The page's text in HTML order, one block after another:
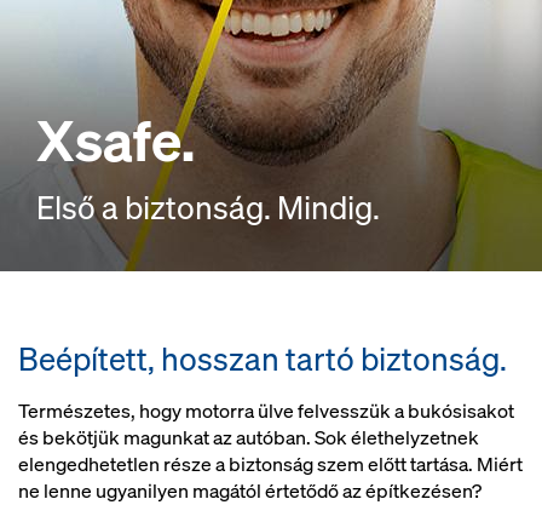
Xsafe.
Első a biztonság. Mindig.
Beépített, hosszan tartó biztonság.
Természetes, hogy motorra ülve felvesszük a bukósisakot
és bekötjük magunkat az autóban. Sok élethelyzetnek
elengedhetetlen része a biztonság szem előtt tartása. Miért
ne lenne ugyanilyen magától értetődő az építkezésen?